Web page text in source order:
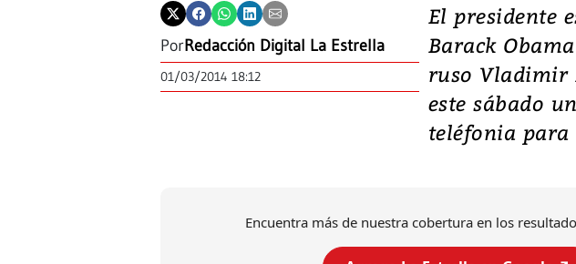
PorRedacción Digital La Estrella
01/03/2014 18:12
El presidente
Barack
ruso Vladimir
este sábado
teléfonia para
Encuentra más de nuestra cobertura en los
en